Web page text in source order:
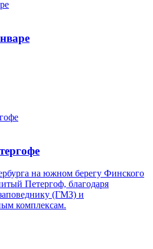
на южном берегу Финского
Петергоф, благодаря
(ГМЗ) и
комплексам.